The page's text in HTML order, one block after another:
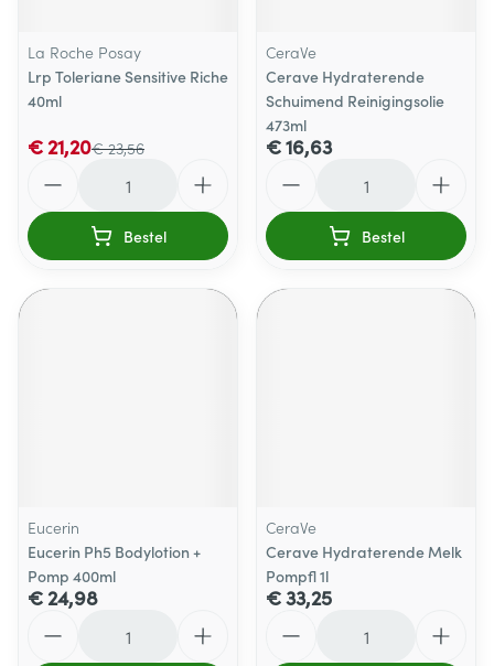
La Roche Posay
Lrp Toleriane Sensitive Riche
40ml
€ 23,56
€ 21,20
Bestel
CeraVe
Cerave Hydraterende
Schuimend Reinigingsolie
473ml
€ 16,63
Bestel
Eucerin
Eucerin Ph5 Bodylotion +
Pomp 400ml
€ 24,98
CeraVe
Cerave Hydraterende Melk
Pompfl 1l
€ 33,25